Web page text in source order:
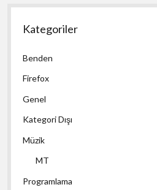
Kategoriler
Benden
Firefox
Genel
Kategori Dışı
Müzik
MT
Programlama